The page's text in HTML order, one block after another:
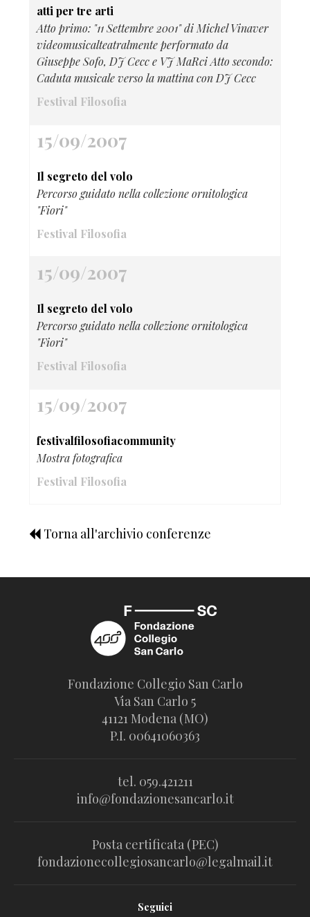
atti per tre arti
Atto primo: "11 Settembre 2001" di Michel Vinaver
videomusicalteatralmente performato da
Giuseppe Sofo, DJ Cecc e VJ MaRci Atto secondo:
Caduta musicale verso la mattina con DJ Cecc
Festival Filosofia
15/09/2007
Il segreto del volo
Percorso guidato nella collezione ornitologica
"Fiori"
Festival Filosofia
15/09/2007
Il segreto del volo
Percorso guidato nella collezione ornitologica
"Fiori"
Festival Filosofia
15/09/2007
festivalfilosofiacommunity
Mostra fotografica
Festival Filosofia
Torna all'archivio conferenze
Fondazione Collegio San Carlo
Via San Carlo 5
41121 Modena (MO)
P.I. 00641060363
tel. 059.421211
info@fondazionesancarlo.it
Posta certificata (PEC)
fondazionecollegiosancarlo@legalmail.it
Seguici